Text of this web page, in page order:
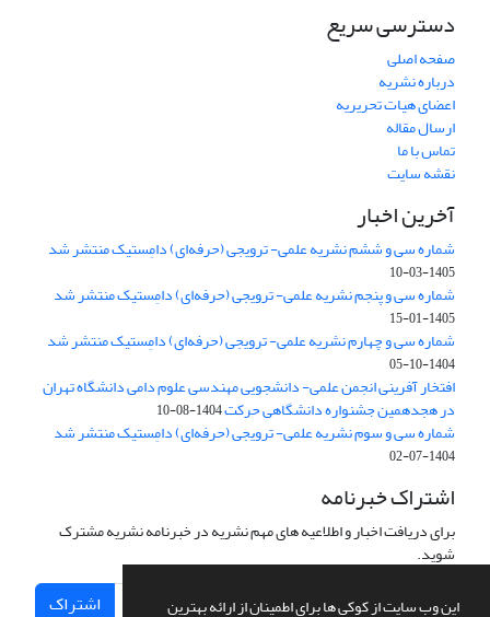
این وب سایت از کوکی ها برای اطمینان از ارائه بهترین
دسترسی سریع
صفحه اصلی
درباره نشریه
اعضای هیات تحریریه
ارسال مقاله
تماس با ما
نقشه سایت
آخرین اخبار
شماره سی و ششم نشریه علمی- ترویجی (حرفه‌ای) دامِستیک منتشر شد
1405-03-10
شماره سی و پنجم نشریه علمی- ترویجی (حرفه‌ای) دامِستیک منتشر شد
1405-01-15
شماره سی و چهارم نشریه علمی- ترویجی (حرفه‌ای) دامِستیک منتشر شد
1404-10-05
افتخار آفرینی انجمن علمی- دانشجویی مهندسی علوم دامی دانشگاه تهران
در هجدهمین جشنواره دانشگاهی حرکت1404-08-10
شماره سی و سوم نشریه علمی- ترویجی (حرفه‌ای) دامِستیک منتشر شد
1404-07-02
اشتراک خبرنامه
برای دریافت اخبار و اطلاعیه های مهم نشریه در خبرنامه نشریه مشترک
شوید.
اشتراک